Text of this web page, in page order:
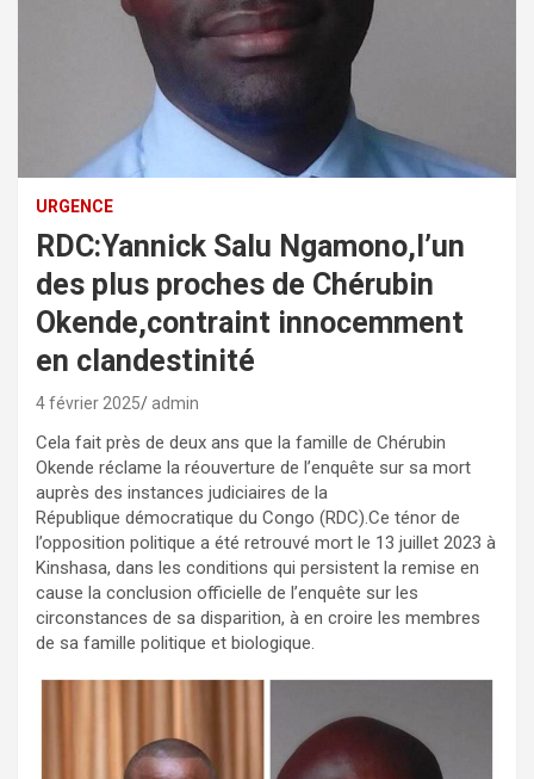
URGENCE
RDC:Yannick Salu Ngamono,l’un
des plus proches de Chérubin
Okende,contraint innocemment
en clandestinité
4 février 2025 admin
Cela fait près de deux ans que la famille de Chérubin
Okende réclame la réouverture de l’enquête sur sa mort
auprès des instances judiciaires de la
République démocratique du Congo (RDC).Ce ténor de
l’opposition politique a été retrouvé mort le 13 juillet 2023 à
Kinshasa, dans les conditions qui persistent la remise en
cause la conclusion officielle de l’enquête sur les
circonstances de sa disparition, à en croire les membres
de sa famille politique et biologique.